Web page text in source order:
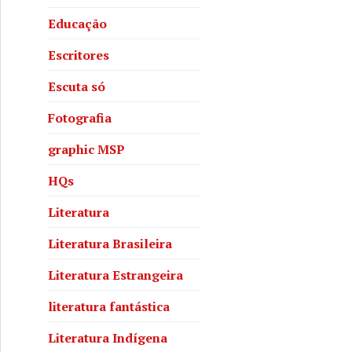
Educação
Escritores
Escuta só
Fotografia
graphic MSP
HQs
Literatura
Literatura Brasileira
Literatura Estrangeira
literatura fantástica
Literatura Indígena